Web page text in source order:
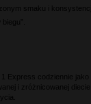
smaku i konsystencji.
Express codziennie jako
i zróżnicowanej diecie